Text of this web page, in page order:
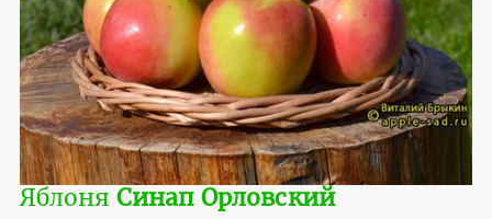
Яблоня Синап Орловский